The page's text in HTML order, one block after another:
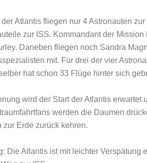
Atlantis fliegen nur 4 Astronauten
zur ISS. Kommandant der
Daneben fliegen noch Sandra
mit. Für drei der vier
hat schon 33 Flüge hinter sich
wird der Start der Atlantis
werden die Daumen
zur Erde zurück kehren.
Die Atlantis ist mit leichter Verspätung